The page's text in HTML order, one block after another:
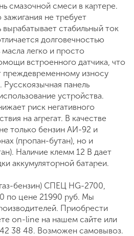
смазочной смеси в картере.
не требует
стабильный ток
долговечностью
легко и просто
встроенного датчика, что
преждевременному износу
панель
устройства.
риск негативного
на агрегат. В качестве
только бензин АИ-92 и
(пропан-бутан), но и
Наличие клемм 12 В дает
аккумуляторной батареи.
бензин) СПЕЦ HG-2700,
по цене 21990 руб. Мы
Приобрести
on-line на нашем сайте или
38 48. Возможен самовывоз.